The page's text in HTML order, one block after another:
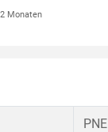
Monaten
PNE